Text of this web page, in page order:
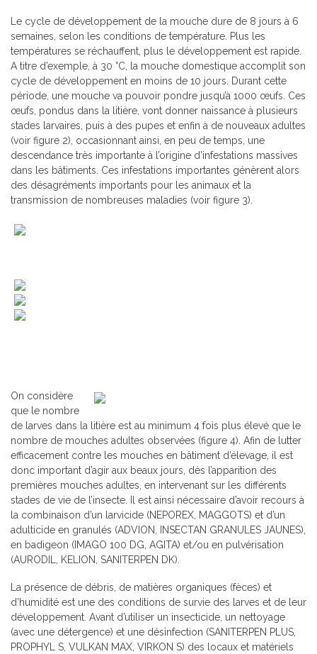
Le cycle de développement de la mouche dure de 8 jours à 6
semaines, selon les conditions de température. Plus les
températures se réchauffent, plus le développement est rapide.
A titre d’exemple, à 30 °C, la mouche domestique accomplit son
cycle de développement en moins de 10 jours. Durant cette
période, une mouche va pouvoir pondre jusqu’à 1000 œufs. Ces
œufs, pondus dans la litière, vont donner naissance à plusieurs
stades larvaires, puis à des pupes et enfin à de nouveaux adultes
(voir figure 2), occasionnant ainsi, en peu de temps, une
descendance très importante à l’origine d’infestations massives
dans les bâtiments. Ces infestations importantes génèrent alors
des désagréments importants pour les animaux et la
transmission de nombreuses maladies (voir figure 3).
On considère
que le nombre
de larves dans la litière est au minimum 4 fois plus élevé que le
nombre de mouches adultes observées (figure 4). Afin de lutter
efficacement contre les mouches en bâtiment d’élevage, il est
donc important d’agir aux beaux jours, dès l’apparition des
premières mouches adultes, en intervenant sur les différents
stades de vie de l’insecte. Il est ainsi nécessaire d’avoir recours à
la combinaison d’un larvicide (NEPOREX, MAGGOTS) et d’un
adulticide en granulés (ADVION, INSECTAN GRANULES JAUNES),
en badigeon (IMAGO 100 DG, AGITA) et/ou en pulvérisation
(AURODIL, KELION, SANITERPEN DK).
La présence de débris, de matières organiques (fèces) et
d’humidité est une des conditions de survie des larves et de leur
développement. Avant d’utiliser un insecticide, un nettoyage
(avec une détergence) et une désinfection (SANITERPEN PLUS,
PROPHYL S, VULKAN MAX, VIRKON S) des locaux et matériels